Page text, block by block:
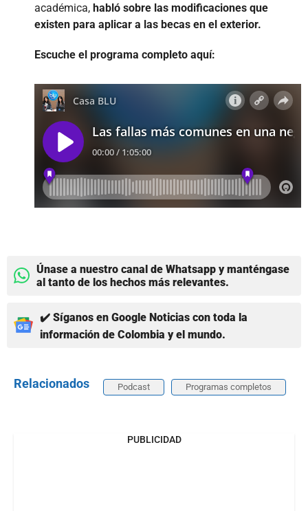
académica, habló sobre las modificaciones que
existen para aplicar a las becas en el exterior.
Escuche el programa completo aquí:
Únase a nuestro canal de Whatsapp y manténgase
al tanto de los hechos más relevantes.
✔️ Síganos en Google Noticias con toda la
información de Colombia y el mundo.
Relacionados Podcast Programas completos
PUBLICIDAD